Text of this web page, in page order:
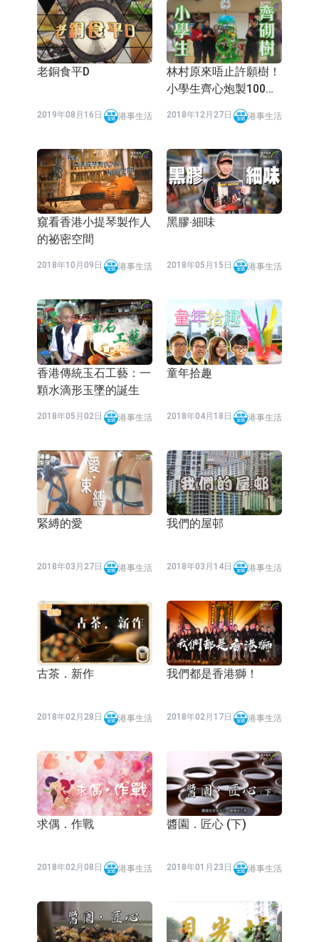
(08611.HK)跌21.01%
技(02261.HK)漲+75.05%，辰興發展
(02286.HK)漲+64.91%
神火股份：新疆神火鋁水轉化率已
100%
【異動股】焦炭Ⅲ板塊下挫，陝西黑
貓(601015.CN)跌8.38%
浙江證監局對財通證券股份有限公司
採取出具警示函措施
山金國際：港股上市工作正常推進中
老銅食平D
2019年08月16日 港事生活
林村原來唔止許願樹！
小學生齊心炮製100棵
2018年12月27日 港事生活
窺看香港小提琴製作人
的祕密空間
2018年10月09日 港事生活
黑膠‧細味
2018年05月15日 港事生活
香港傳統玉石工藝：一
顆水滴形玉墜的誕生
2018年05月02日 港事生活
童年拾趣
2018年04月18日 港事生活
緊縛的愛
2018年03月27日 港事生活
我們的屋邨
2018年03月14日 港事生活
古茶．新作
2018年02月28日 港事生活
我們都是香港獅！
2018年02月17日 港事生活
求偶．作戰
2018年02月08日 港事生活
醬園．匠心 (下)
2018年01月23日 港事生活